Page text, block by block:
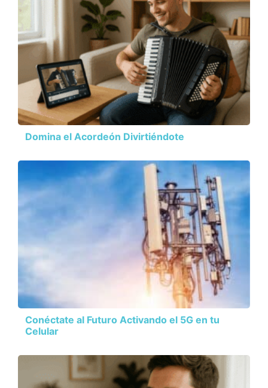
Domina el Acordeón Divirtiéndote
Conéctate al Futuro Activando el 5G en tu
Celular